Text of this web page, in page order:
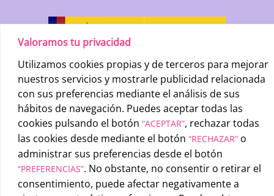
Valoramos tu privacidad
Utilizamos cookies propias y de terceros para mejorar
nuestros servicios y mostrarle publicidad relacionada
con sus preferencias mediante el análisis de sus
hábitos de navegación. Puedes aceptar todas las
cookies pulsando el botón “ACEPTAR”, rechazar todas
las cookies desde mediante el botón “RECHAZAR” o
administrar sus preferencias desde el botón
“PREFERENCIAS”. No obstante, no consentir o retirar el
consentimiento, puede afectar negativamente a
UATAE2026 © |Condiciones generales de uso-Política de
privacidad- Política de cookies